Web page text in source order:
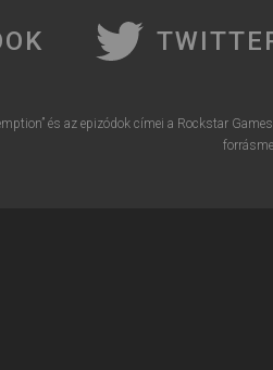
és az epizódok címei a Rockstar